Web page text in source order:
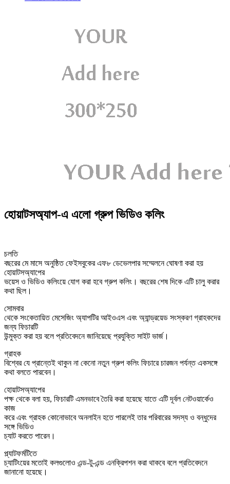
হোয়াটসঅ্যাপ-এ এলো গ্রুপ ভিডিও কলিং
চলতি
বছরের মে মাসে অনুষ্ঠিত ফেইসবুকের এফ৮ ডেভেলপার সম্মেলনে ঘোষণা করা হয়
হোয়াটসঅ্যাপের
ভয়েস ও ভিডিও কলিংয়ে যোগ করা হবে গ্রুপ কলিং। বছরের শেষ দিকে এটি চালু করার
কথা ছিল।
সোমবার
থেকে সংকেতায়িত মেসেজিং অ্যাপটির আইওএস এবং অ্যান্ড্রয়েড সংস্করণ গ্রাহকদের
জন্য ফিচারটি
উন্মুক্ত করা হয় বলে প্রতিবেদনে জানিয়েছে প্রযুক্তি সাইট ভার্জ।
গ্রাহক
বিশ্বের যে প্রান্তেই থাকুন না কেনো নতুন গ্রুপ কলিং ফিচারে চারজন পর্যন্ত একসঙ্গে
কথা বলতে পারবেন।
হোয়াটসঅ্যাপের
পক্ষ থেকে বলা হয়, ফিচারটি এমনভাবে তৈরি করা হয়েছে যাতে এটি দূর্বল নেটওয়ার্কেও
কাজ
করে এবং গ্রাহক কোনোভাবে অনলাইন হতে পারলেই তার পরিবারের সদস্য ও বন্ধুদের
সঙ্গে ভিডিও
চ্যাট করতে পারেন।
প্ল্যাটফর্মটিতে
চ্যাটিংয়ের মতোই কলগুলোও এন্ড-টু-এন্ড এনক্রিপশন করা থাকবে বলে প্রতিবেদনে
জানানো হয়েছে।